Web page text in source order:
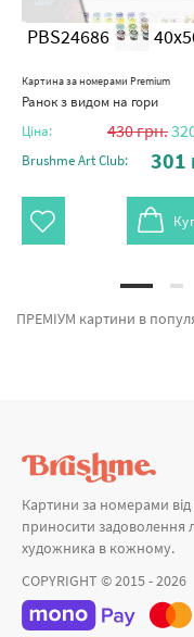
PBS24686
Картина за номерами Premium
Ранок з видом на гори
Ціна: 430грн.
Brushme Art Club: 301
ПРЕМІУМ картини в популярному онлайн-магазині brushme.com.ua. На вітрині є можливість швидко замовити Преміум картина за номерами Повітряна куля PGX3355 від признаного виробника Brushme який надихає ціновою політикою. Будь-який
Картини за номерами
приносити задоволення
художника в кожному.
COPYRIGHT © 2015 - 2026